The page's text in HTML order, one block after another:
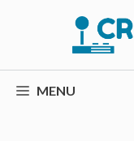
conteúdo
MENU